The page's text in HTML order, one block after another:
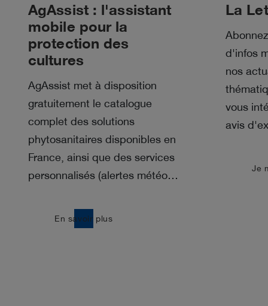
AgAssist : l'assistant
mobile pour la
protection des
cultures
AgAssist met à disposition
gratuitement le catalogue
complet des solutions
phytosanitaires disponibles en
France, ainsi que des services
personnalisés (alertes météo…
En savoir plus
La
d'infos
nos
vous
avis
Je